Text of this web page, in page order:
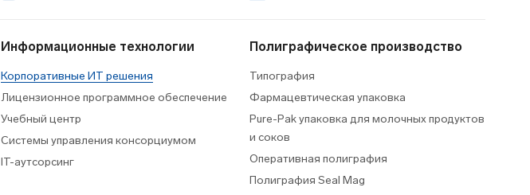
Информационные технологии
Корпоративные ИТ решения
Лицензионное программное обеспечение
Учебный центр
Системы управления консорциумом
IT-аутсорсинг
Полиграфическое производство
Типография
Фармацевтическая упаковка
Pure-Pak упаковка для молочных продуктов
и соков
Оперативная полиграфия
Полиграфия Seal Mag